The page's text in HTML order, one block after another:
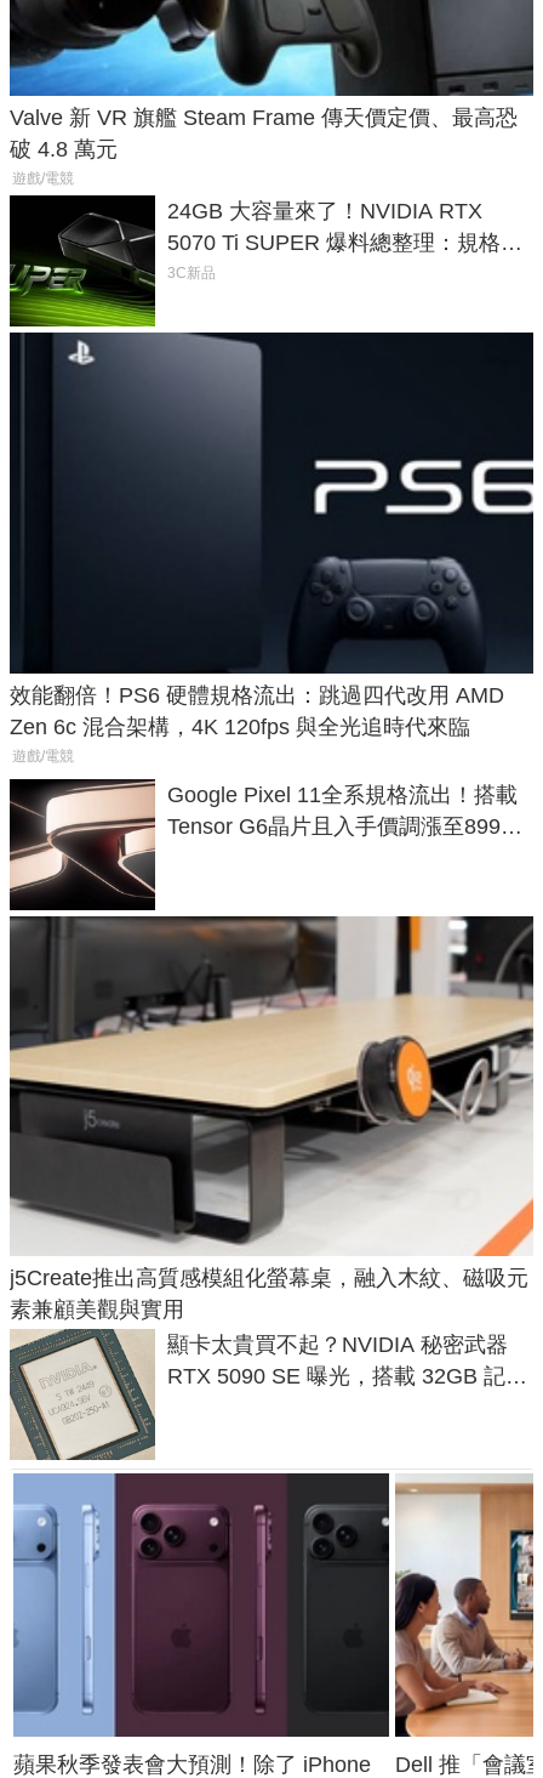
Valve 新 VR 旗艦 Steam Frame 傳天價定價、最高恐
破 4.8 萬元
遊戲/電競
24GB 大容量來了！NVIDIA RTX
5070 Ti SUPER 爆料總整理：規格、
功耗、上市時間
3C新品
效能翻倍！PS6 硬體規格流出：跳過四代改用 AMD
Zen 6c 混合架構，4K 120fps 與全光追時代來臨
遊戲/電競
Google Pixel 11全系規格流出！搭載
Tensor G6晶片且入手價調漲至899美
j5Create推出高質感模組化螢幕桌，融入木紋、磁吸元
素兼顧美觀與實用
顯卡太貴買不起？NVIDIA 秘密武器
RTX 5090 SE 曝光，搭載 32GB 記憶
蘋果秋季發表會大預測！除了 iPhone
Dell 推「會議